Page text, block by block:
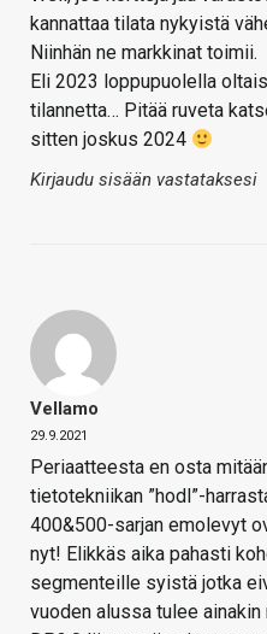
kannattaa tilata nykyistä
Niinhän ne markkinat toimii.
Eli 2023 loppupuolella
tilannetta… Pitää ruveta
sitten joskus 2024
Kirjaudu sisään vastataksesi
Vellamo
29.9.2021
Periaatteesta en osta
tietotekniikan ”hodl”-
400&500-sarjan emolevyt
nyt! Elikkäs aika pahasti
segmenteille syistä jotka
vuoden alussa tulee